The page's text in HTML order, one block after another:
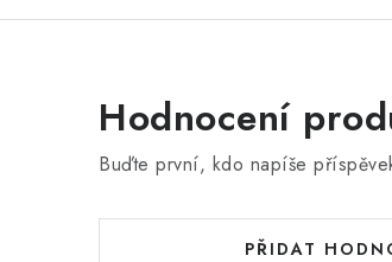
Hodnocení
Buďte první, kdo napíše
PŘIDAT